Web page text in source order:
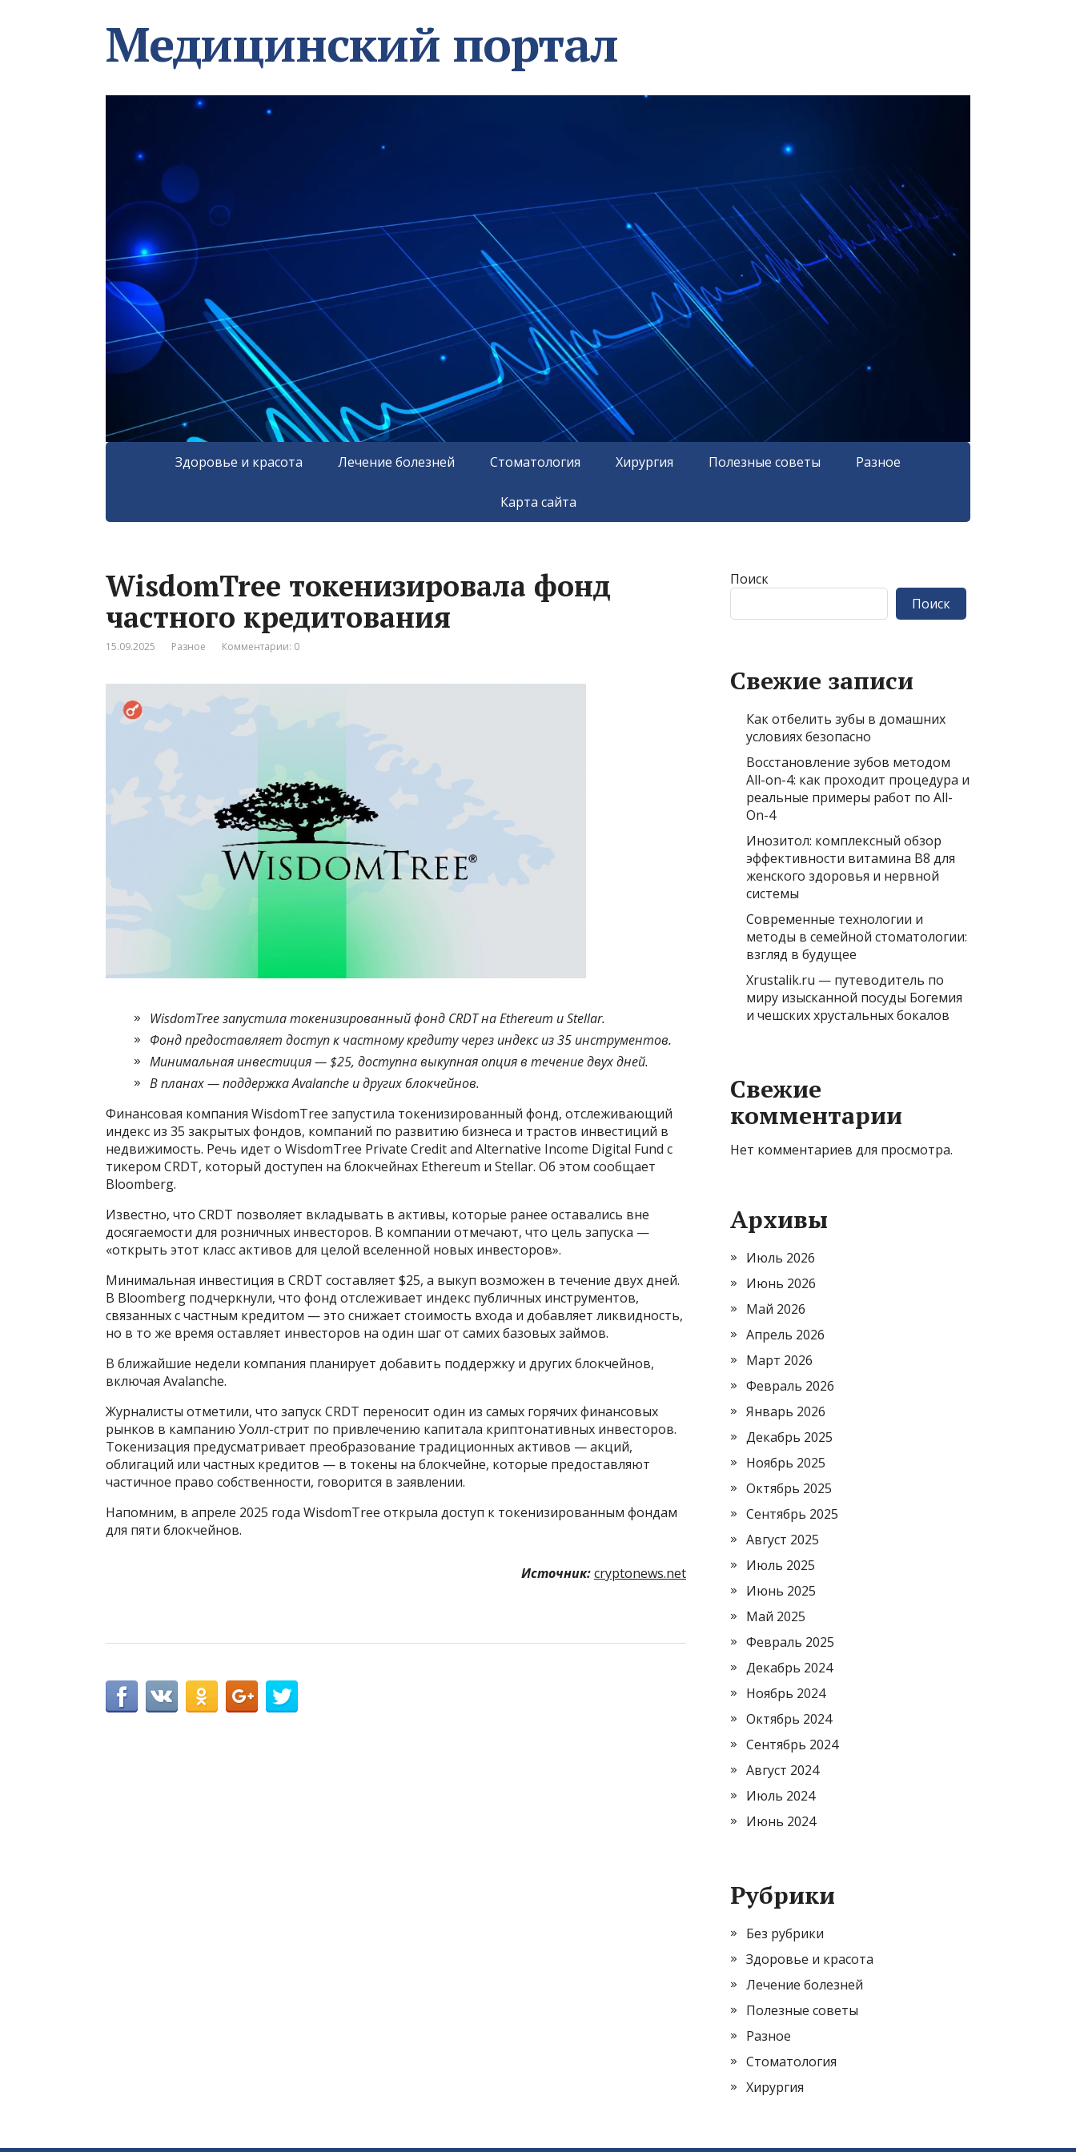
Медицинский портал
Здоровье и красота Лечение болезней Стоматология Хирургия Полезные советы Разное
Карта сайта
WisdomTree токенизировала фонд
частного кредитования
15.09.2025 Разное Комментарии: 0
WisdomTree запустила токенизированный фонд CRDT на Ethereum и Stellar.
Фонд предоставляет доступ к частному кредиту через индекс из 35 инструментов.
Минимальная инвестиция — $25, доступна выкупная опция в течение двух дней.
В планах — поддержка Avalanche и других блокчейнов.
Финансовая компания WisdomTree запустила токенизированный фонд, отслеживающий
индекс из 35 закрытых фондов, компаний по развитию бизнеса и трастов инвестиций в
недвижимость. Речь идет о WisdomTree Private Credit and Alternative Income Digital Fund с
тикером CRDT, который доступен на блокчейнах Ethereum и Stellar. Об этом сообщает
Bloomberg.
Известно, что CRDT позволяет вкладывать в активы, которые ранее оставались вне
досягаемости для розничных инвесторов. В компании отмечают, что цель запуска —
«открыть этот класс активов для целой вселенной новых инвесторов».
Минимальная инвестиция в CRDT составляет $25, а выкуп возможен в течение двух дней.
В Bloomberg подчеркнули, что фонд отслеживает индекс публичных инструментов,
связанных с частным кредитом — это снижает стоимость входа и добавляет ликвидность,
но в то же время оставляет инвесторов на один шаг от самих базовых займов.
В ближайшие недели компания планирует добавить поддержку и других блокчейнов,
включая Avalanche.
Журналисты отметили, что запуск CRDT переносит один из самых горячих финансовых
рынков в кампанию Уолл-стрит по привлечению капитала криптонативных инвесторов.
Токенизация предусматривает преобразование традиционных активов — акций,
облигаций или частных кредитов — в токены на блокчейне, которые предоставляют
частичное право собственности, говорится в заявлении.
Напомним, в апреле 2025 года WisdomTree открыла доступ к токенизированным фондам
для пяти блокчейнов.
Источник:cryptonews.net
Поиск
Поиск
Свежие записи
Как отбелить зубы в домашних
условиях безопасно
Восстановление зубов методом
All-on-4: как проходит процедура и
реальные примеры работ по All-
On-4
Инозитол: комплексный обзор
эффективности витамина B8 для
женского здоровья и нервной
системы
Современные технологии и
методы в семейной стоматологии:
взгляд в будущее
Xrustalik.ru — путеводитель по
миру изысканной посуды Богемия
и чешских хрустальных бокалов
Свежие
комментарии
Нет комментариев для просмотра.
Архивы
Июль 2026
Июнь 2026
Май 2026
Апрель 2026
Март 2026
Февраль 2026
Январь 2026
Декабрь 2025
Ноябрь 2025
Октябрь 2025
Сентябрь 2025
Август 2025
Июль 2025
Июнь 2025
Май 2025
Февраль 2025
Декабрь 2024
Ноябрь 2024
Октябрь 2024
Сентябрь 2024
Август 2024
Июль 2024
Июнь 2024
Рубрики
Без рубрики
Здоровье и красота
Лечение болезней
Полезные советы
Разное
Стоматология
Хирургия